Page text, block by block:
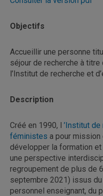
Objectifs
Accueillir une personne
séjour de recherche à titre
l’Institut de recherche et
Description
Créé en 1990, l ’Institut
féministes a pour mission
développer la formation
une perspective
regroupement de plus de
septembre 2021) issus
personnel enseignant, du